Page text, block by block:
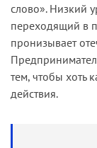
слово». Низкий
переходящий в
пронизывает
тем, чтобы хоть
действия.